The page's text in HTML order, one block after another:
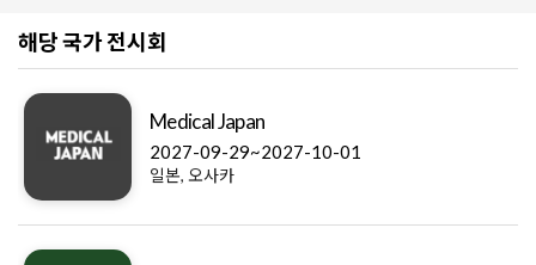
해당 국가 전시회
Medical Japan
2027-09-29~2027-10-01
일본, 오사카